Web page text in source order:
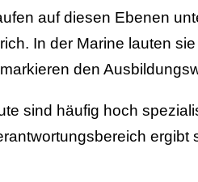
auf diesen Ebenen
In der Marine lauten
den
sind häufig hoch
ergibt